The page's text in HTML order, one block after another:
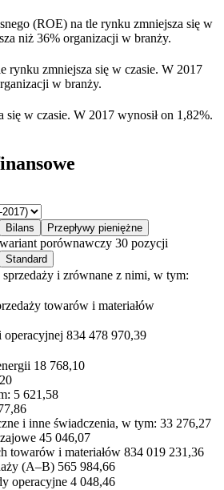
(ROE) na tle rynku zmniejsza się w
niż 36% organizacji w branży.
rynku zmniejsza się w czasie. W 2017
w branży.
się w czasie. W 2017 wynosił on 1,82%.
Bilans Przepływy pieniężne
wariant porównawczy 30 pozycji
Standard
i zrównane z nimi, w tym:
towarów i materiałów
operacyjnej 834 478 970,39
18 768,10
5 621,58
i inne świadczenia, w tym: 33 276,27
45 046,07
towarów i materiałów 834 019 231,36
(A–B) 565 984,66
operacyjne 4 048,46